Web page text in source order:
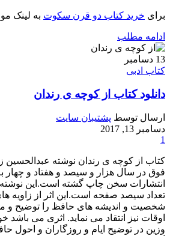
برای خرید کتاب دو قرن سکوت به لینک
ادامه مطلب
13 دسامبر
کتاب ادبی
دانلود کتاب از کوچه ی رندان
ارسال توسط پشتیبان سایت
دسامبر 13, 2017
1
کتاب از کوچه ی رندان نوشته عبدالحسین
فوق در سال هزار و سیصد و هفتاد و چهار
انتشارات سخن چاپ گشته است.این نوشته
تعداد سیصد صفحه است.این اثر از زاویه
شخصیت و اندیشه های حافظ را توضیح و
اوقات نیز انتقاد می نماید. اثری می باشد
وزین در توضیح ایام و روزگاران و احول